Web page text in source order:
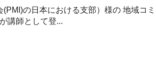
の日本における支部）様の 地域コ
講師として登...